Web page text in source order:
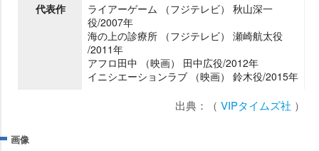
代表作
ライアーゲーム （フジテレビ） 秋山深一
役/2007年
海の上の診療所 （フジテレビ） 瀬崎航太役
/2011年
アフロ田中 （映画） 田中広役/2012年
イニシエーションラブ （映画） 鈴木役/2015年
出典：（ VIPタイムズ社 ）
画像